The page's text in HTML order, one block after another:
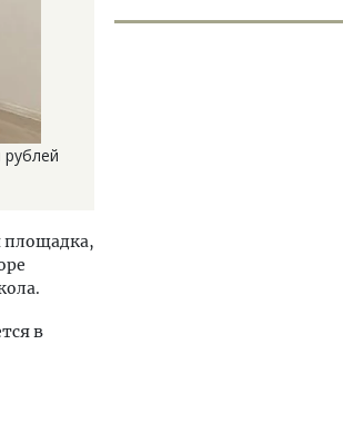
рублей
площадка,
в